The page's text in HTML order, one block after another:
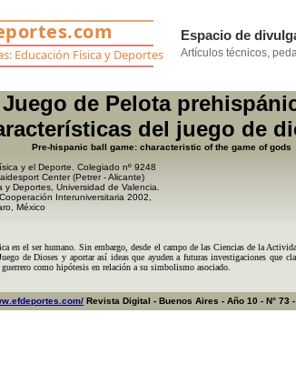
Juego de Pelota
del juego de
Pre-hispanic ball game: characteristic of the game of gods
y el Deporte. Colegiado nº 9248
Center (Petrer - Alicante)
Deportes, Universidad de Valencia.
Interuniversitaria 2002,
México
el ser humano. Sin embargo, desde el campo de las Ciencias de la
de Dioses y aportar así ideas que ayuden a futuras investigaciones que
como hipótesis en relación a su simbolismo asociado.
Revista Digital - Buenos Aires - Año 10 - N° 73